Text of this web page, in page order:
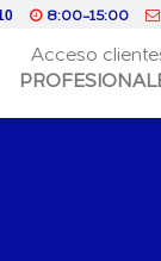
8:00-15:00
Acceso